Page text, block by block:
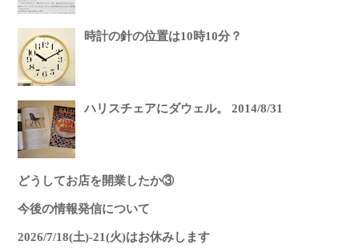
時計の針の位置は10時10分？
ハリスチェアにダウェル。 2014/8/31
どうしてお店を開業したか③
今後の情報発信について
2026/7/18(土)-21(火)はお休みします